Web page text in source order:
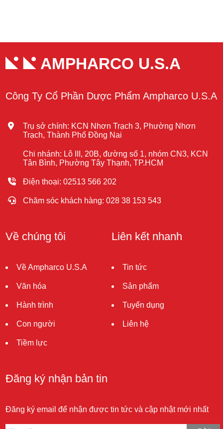
AMPHARCO U.S.A
Công Ty Cổ Phần Dược Phẩm Ampharco U.S.A
Trụ sở chính: KCN Nhơn Trạch 3, Phường Nhơn
Trạch, Thành Phố Đồng Nai
Chi nhánh: Lô III, 20B, đường số 1, nhóm CN3, KCN
Tân Bình, Phường Tây Thạnh, TP.HCM
Điện thoại: 02513 566 202
Chăm sóc khách hàng: 028 38 153 543
Về chúng tôi
Về Ampharco U.S.A
Văn hóa
Hành trình
Con người
Tiềm lực
Liên kết nhanh
Tin tức
Sản phẩm
Tuyển dụng
Liên hệ
Đăng ký nhận bản tin
Đăng ký email để nhận được tin tức và cập nhật mới nhất